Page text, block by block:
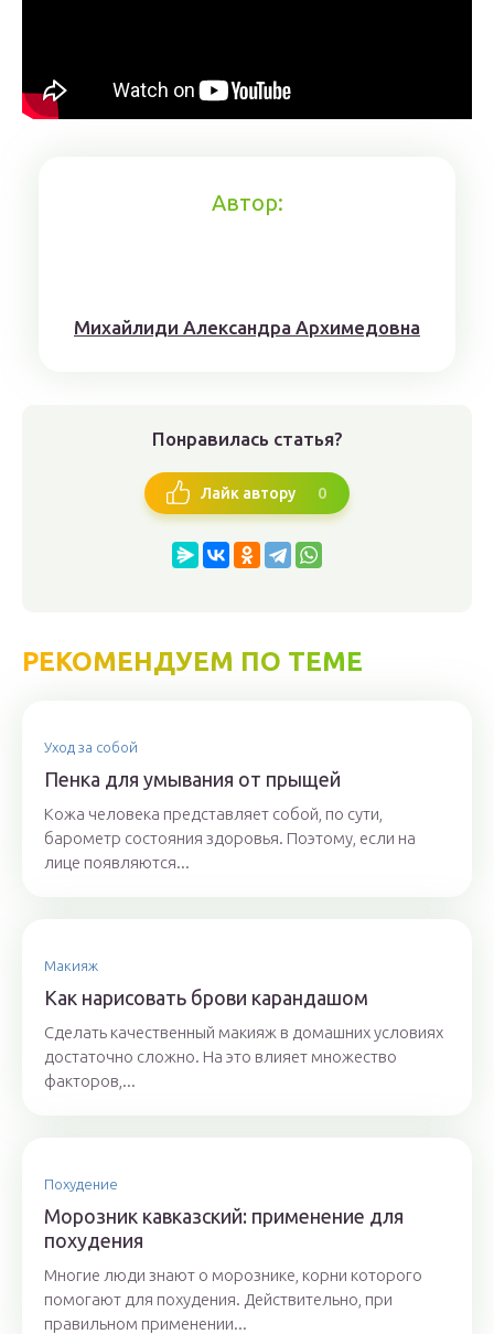
Автор:
Михaйлиди Aлександрa Aрхимедовна
Понравилась статья?
Лайк автору 0
РЕКОМЕНДУЕМ ПО ТЕМЕ
Уход за собой
Пенка для умывания от прыщей
Кожа человека представляет собой, по сути,
барометр состояния здоровья. Поэтому, если на
лице появляются...
Макияж
Как нарисовать брови карандашом
Сделать качественный макияж в домашних условиях
достаточно сложно. На это влияет множество
факторов,...
Похудение
Морозник кавказский: применение для
похудения
Многие люди знают о морознике, корни которого
помогают для похудения. Действительно, при
правильном применении...